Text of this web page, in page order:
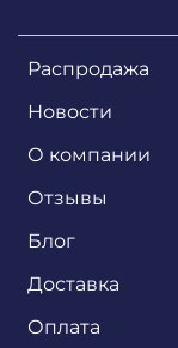
Распродажа
Новости
О компании
Отзывы
Блог
Доставка
Оплата